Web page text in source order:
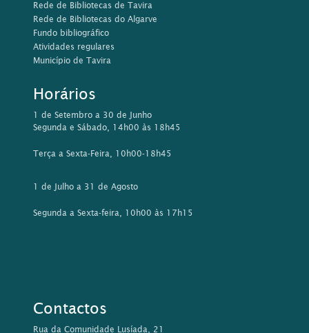
Rede de Bibliotecas de Tavira
Rede de Bibliotecas do Algarve
Fundo bibliográfico
Atividades regulares
Município de Tavira
Horários
1 de Setembro a 30 de Junho
Segunda e Sábado, 14h00 às 18h45
Terça a Sexta-Feira, 10h00-18h45
1 de Julho a 31 de Agosto
Segunda a Sexta-feira, 10h00 às 17h15
Contactos
Rua da Comunidade Lusíada, 21